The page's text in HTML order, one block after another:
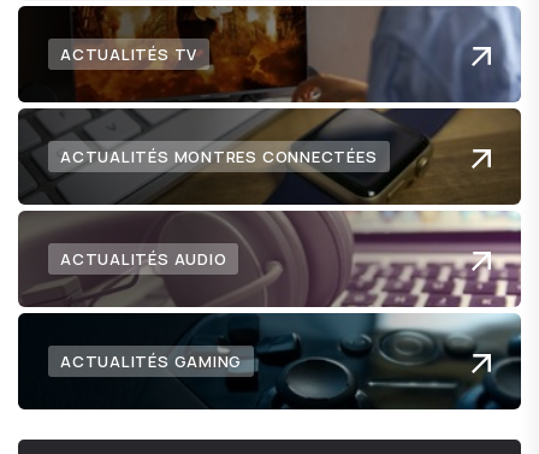
ACTUALITÉS TV
ACTUALITÉS MONTRES CONNECTÉES
ACTUALITÉS AUDIO
ACTUALITÉS GAMING